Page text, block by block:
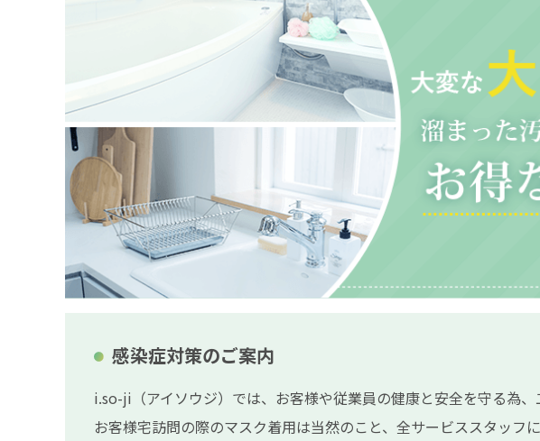
感染症対策のご案内
i.so-ji（アイソウジ）では、お客様や従業員の健康と安全を守る為、
お客様宅訪問の際のマスク着用は当然のこと、全サービススタッフ